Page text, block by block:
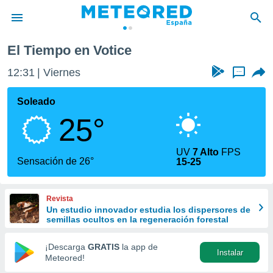
de
por
que se
calidad.
a este
las
y
forma
digital
basada
El Tiempo en Votice
12:31 Viernes ...
Soleado
25°
Sensación de 26°
UV7 Alto FPS
15-25
Revista
Un estudio innovador estudia los dispersores de
semillas ocultos en la regeneración forestal
¡Descarga GRATIS la app de
Meteored!
Instalar